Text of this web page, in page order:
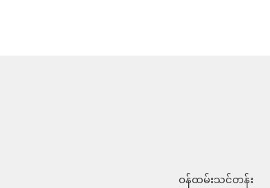
ဝန်ထမ်းသင်တန်း